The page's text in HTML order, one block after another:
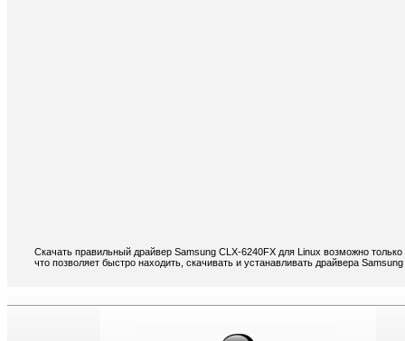
Скачать правильный драйвер Samsung CLX-6240FX для Linux возможно
что позволяет быстро находить, скачивать и устанавливать драйвера